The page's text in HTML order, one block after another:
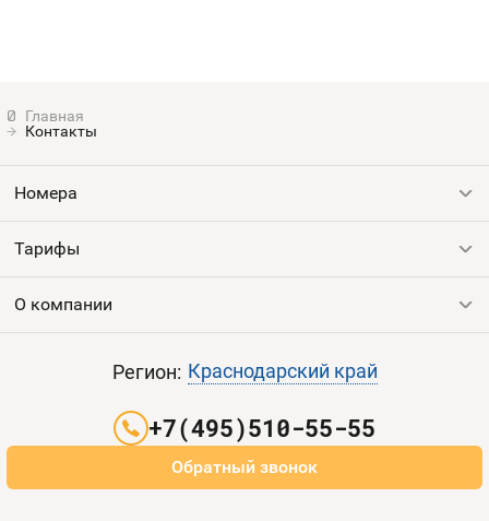
Контакты
Номера
Все номера
Тарифы
Выгодные тарифы
О компании
Оплата и доставка
Регион: Краснодарский край
+7(495)510-55-55
Обратный звонок